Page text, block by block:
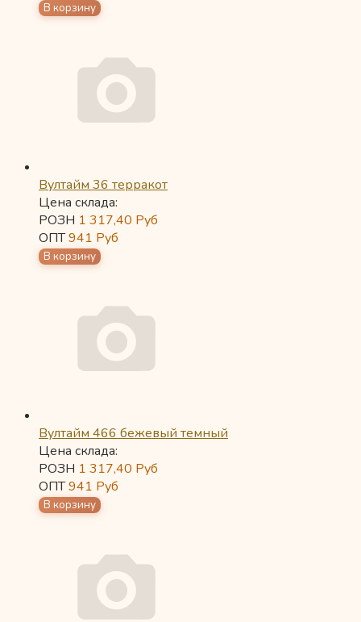
Вултайм 36 терракот
Цена склада:
РОЗН 1 317,40 Руб
ОПТ941 Руб
Вултайм 466 бежевый темный
Цена склада:
РОЗН 1 317,40 Руб
ОПТ941 Руб